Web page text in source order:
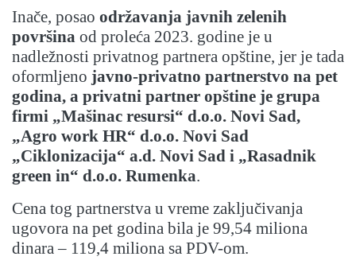
Inače, posao održavanja javnih zelenih
površina od proleća 2023. godine je u
nadležnosti privatnog partnera opštine, jer je tada
oformljeno javno-privatno partnerstvo na pet
godina, a privatni partner opštine je grupa
firmi „Mašinac resursi“ d.o.o. Novi Sad,
„Agro work HR“ d.o.o. Novi Sad
„Ciklonizacija“ a.d. Novi Sad i „Rasadnik
green in“ d.o.o. Rumenka.
Cena tog partnerstva u vreme zaključivanja
ugovora na pet godina bila je 99,54 miliona
dinara – 119,4 miliona sa PDV-om.